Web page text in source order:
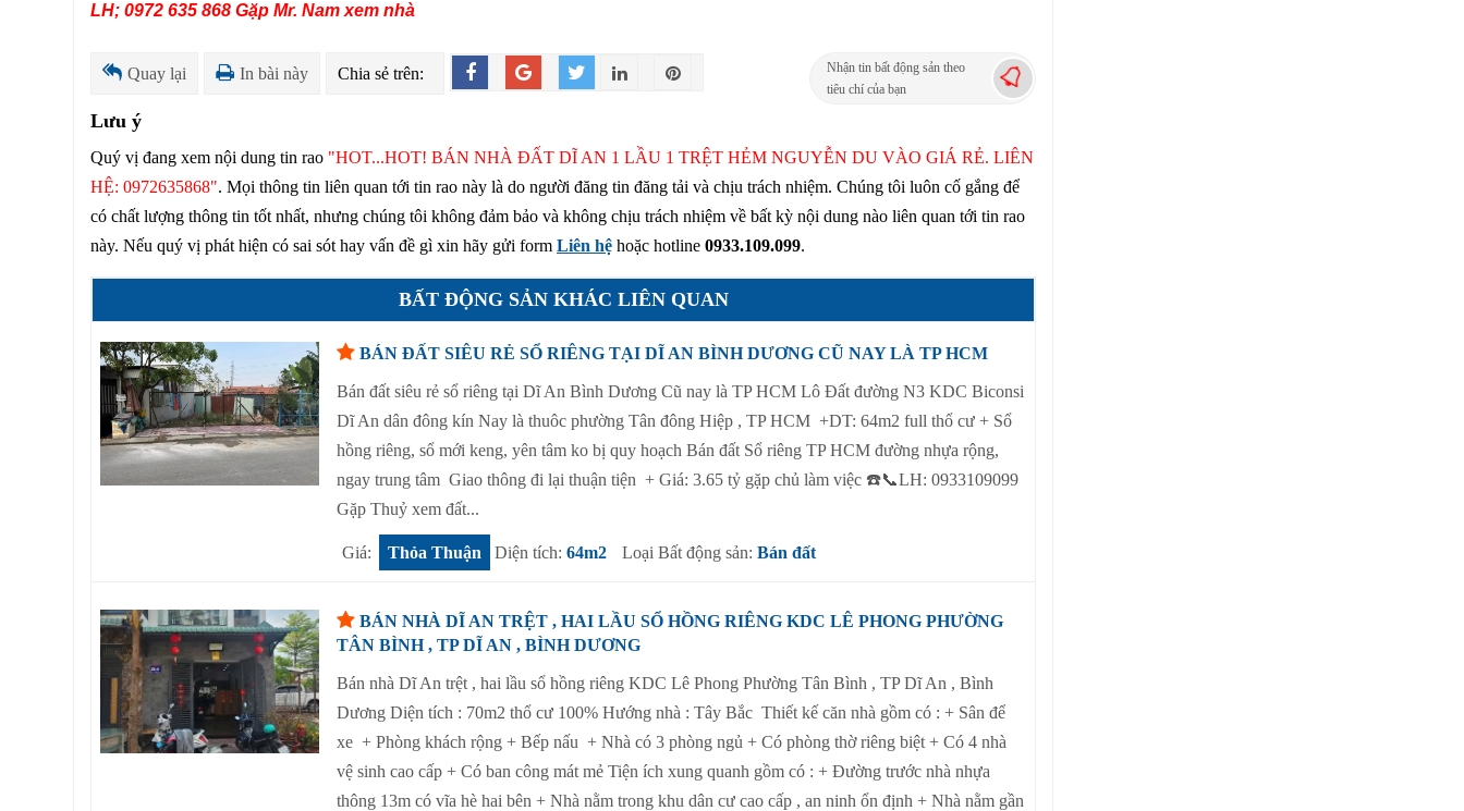
LH; 0972 635 868 Gặp Mr. Nam xem nhà
Quay lại In bài này Chia sẻ trên:
Nhận tin bất động sản theo
tiêu chí của bạn
Lưu ý
Quý vị đang xem nội dung tin rao "HOT...HOT! BÁN NHÀ ĐẤT DĨ AN 1 LẦU 1 TRỆT HẺM NGUYỄN DU VÀO GIÁ RẺ. LIÊN
HỆ: 0972635868". Mọi thông tin liên quan tới tin rao này là do người đăng tin đăng tải và chịu trách nhiệm. Chúng tôi luôn cố gắng để
có chất lượng thông tin tốt nhất, nhưng chúng tôi không đảm bảo và không chịu trách nhiệm về bất kỳ nội dung nào liên quan tới tin rao
này. Nếu quý vị phát hiện có sai sót hay vấn đề gì xin hãy gửi form Liên hệ hoặc hotline 0933.109.099.
BẤT ĐỘNG SẢN KHÁC LIÊN QUAN
BÁN ĐẤT SIÊU RẺ SỔ RIÊNG TẠI DĨ AN BÌNH DƯƠNG CŨ NAY LÀ TP HCM
Bán đất siêu rẻ sổ riêng tại Dĩ An Bình Dương Cũ nay là TP HCM Lô Đất đường N3 KDC Biconsi
Dĩ An dân đông kín Nay là thuôc phường Tân đông Hiệp , TP HCM +DT: 64m2 full thổ cư + Sổ
hồng riêng, sổ mới keng, yên tâm ko bị quy hoạch Bán đất Sổ riêng TP HCM đường nhựa rộng,
ngay trung tâm Giao thông đi lại thuận tiện + Giá: 3.65 tỷ gặp chủ làm việc ☎️📞LH: 0933109099
Gặp Thuỷ xem đất...
Giá: Thỏa Thuận Diện tích: 64m2 Loại Bất động sản: Bán đất
BÁN NHÀ DĨ AN TRỆT , HAI LẦU SỔ HỒNG RIÊNG KDC LÊ PHONG PHƯỜNG
TÂN BÌNH , TP DĨ AN , BÌNH DƯƠNG
Bán nhà Dĩ An trệt , hai lầu sổ hồng riêng KDC Lê Phong Phường Tân Bình , TP Dĩ An , Bình
Dương Diện tích : 70m2 thổ cư 100% Hướng nhà : Tây Bắc Thiết kế căn nhà gồm có : + Sân để
xe + Phòng khách rộng + Bếp nấu + Nhà có 3 phòng ngủ + Có phòng thờ riêng biệt + Có 4 nhà
vệ sinh cao cấp + Có ban công mát mẻ Tiện ích xung quanh gồm có : + Đường trước nhà nhựa
thông 13m có vĩa hè hai bên + Nhà nằm trong khu dân cư cao cấp , an ninh ổn định + Nhà nằm gần